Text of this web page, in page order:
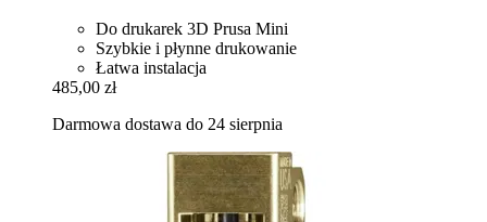
Do drukarek 3D Prusa Mini
Szybkie i płynne drukowanie
Łatwa instalacja
485,00 zł
Darmowa dostawa do 24 sierpnia